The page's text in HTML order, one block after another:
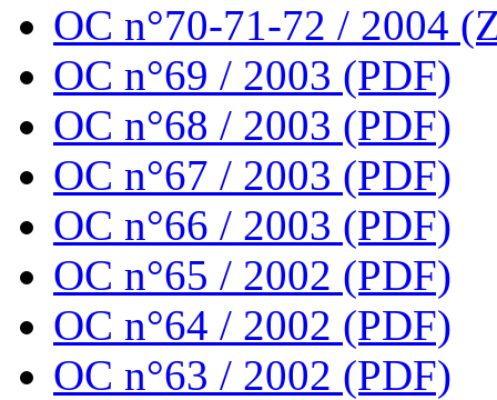
OC n°70-71-72 / 2004
OC n°69 / 2003 (PDF)
OC n°68 / 2003 (PDF)
OC n°67 / 2003 (PDF)
OC n°66 / 2003 (PDF)
OC n°65 / 2002 (PDF)
OC n°64 / 2002 (PDF)
OC n°63 / 2002 (PDF)